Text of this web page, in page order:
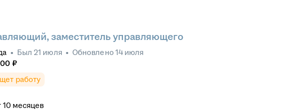
заместитель управляющего
• Был 21 июля • Обновлено 14 июля
₽
работу
10 месяцев